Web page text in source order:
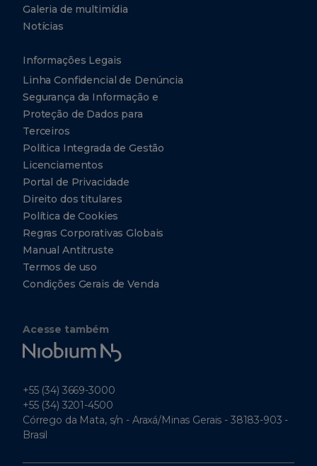
Galeria de multimídia
Notícias
Informações Legais
Linha Confidencial de Denúncia
Segurança da Informação e
Proteção de Dados para
Terceiros
Política Integrada de Gestão
Licenciamentos
Portal de Privacidade
Direito dos titulares
Política de Cookies
Regras Corporativas Globais
Manual Antitruste
Termos de uso
Condições Gerais de Venda
Acesse também
Niobium
Tech
+55 (34) 3669-3000
+55 (34) 3201-4500
Córrego da Mata, s/n - Araxá/Minas Gerais - 38183-903 -
Brasil